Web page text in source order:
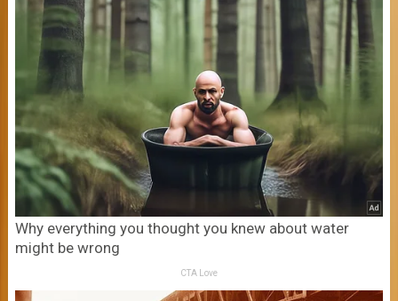
Why everything you thought you knew about water
might be wrong
CTA Love